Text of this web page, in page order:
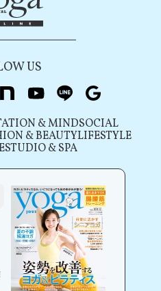
US
）
note youtubeline
& MINDSOCIAL
& BEAUTYLIFESTYLE
STUDIO & SPA